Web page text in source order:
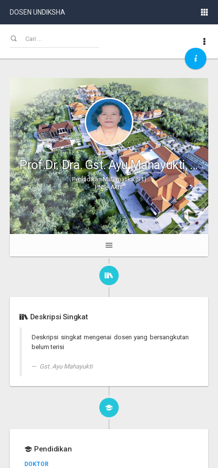
DOSEN UNDIKSHA
Prof.Dr. Dra. Gst. Ayu Mahayukti, M.Si.
Pendidikan Matematika (S1)
PNS - Aktif
Deskripsi Singkat
Deskripsi singkat mengenai dosen yang bersangkutan
belum terisi
Gst. Ayu Mahayukti
Pendidikan
DOKTOR